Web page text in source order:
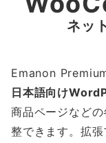
ネッ
Emanon Premium
日本語向け
商品ページなど
整できます。拡